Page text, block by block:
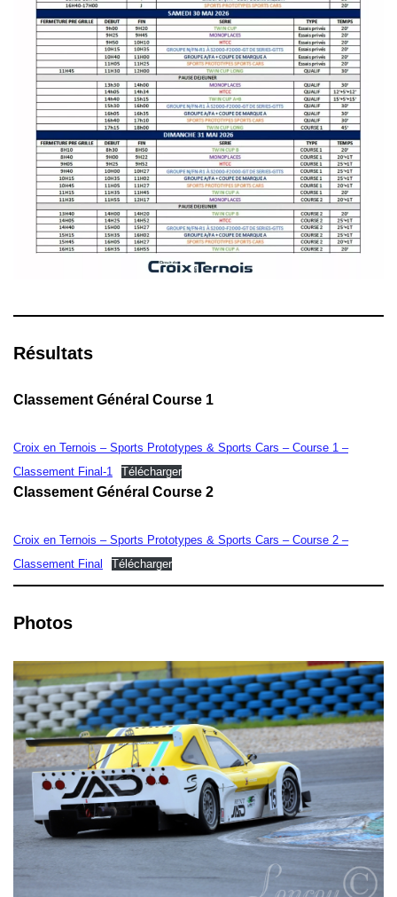
Résultats
Classement Général Course 1
Croix en Ternois – Sports Prototypes & Sports Cars – Course 1 –
Classement Final-1
Télécharger
Classement Général Course 2
Croix en Ternois – Sports Prototypes & Sports Cars – Course 2 –
Classement Final
Télécharger
Photos